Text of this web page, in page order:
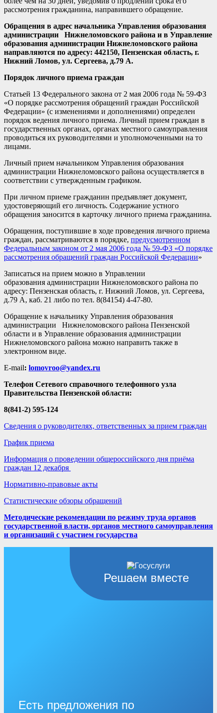
рассмотрения гражданина, направившего обращение.
Обращения в адрес начальника Управления образования
администрации Нижнеломовского района и в Управление
образования администрации Нижнеломовского района
направляются по адресу: 442150, Пензенская область, г.
Нижний Ломов, ул. Сергеева, д.79 А.
Порядок личного приема граждан
Статьей 13 Федерального закона от 2 мая 2006 года № 59-ФЗ
«О порядке рассмотрения обращений граждан Российской
Федерации» (с изменениями и дополнениями) определен
порядок ведения личного приема. Личный прием граждан в
государственных органах, органах местного самоуправления
проводиться их руководителями и уполномоченными на то
лицами.
Личный прием начальником Управления образования
администрации Нижнеломовского района осуществляется в
соответствии с утвержденным графиком.
При личном приеме гражданин предъявляет документ,
удостоверяющий его личность. Содержание устного
обращения заносится в карточку личного приема гражданина.
Обращения, поступившие в ходе проведения личного приема
граждан, рассматриваются в порядке, предусмотренном
Федеральным законом от 2 мая 2006 года № 59-ФЗ «О порядке
рассмотрения обращений граждан Российской Федерации»
Записаться на прием можно в Управлении
образования администрации Нижнеломовского района по
адресу: Пензенская область, г. Нижний Ломов, ул. Сергеева,
д.79 А, каб. 21 либо по тел. 8(84154) 4-47-80.
Обращение к начальнику Управления образования
администрации Нижнеломовского района Пензенской
области и в Управление образования администрации
Нижнеломовского района можно направить также в
электронном виде.
E-mail: lomovroo@yandex.ru
Телефон Сетевого справочного телефонного узла
Правительства Пензенской области:
8(841-2) 595-124
Сведения о руководителях, ответственных за прием граждан
График приема
Информация о проведении общероссийского дня приёма
граждан 12 декабря
Нормативно-правовые акты
Статистические обзоры обращений
Методические рекомендации по режиму труда органов
государственной власти, органов местного самоуправления
и организаций с участием государства
Решаем вместе
Есть предложения по